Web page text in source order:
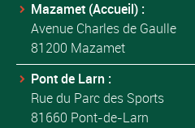
Mazamet (Accueil) :
Avenue Charles de Gaulle
81200 Mazamet
Pont de Larn :
Rue du Parc des Sports
81660 Pont-de-Larn